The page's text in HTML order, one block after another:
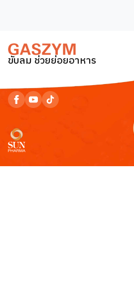
ขับลม ช่วยย่อยอาหาร